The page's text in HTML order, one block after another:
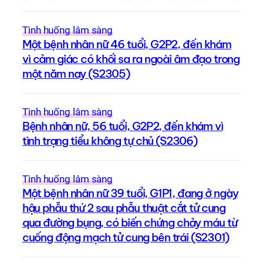
Tình huống lâm sàng
Một bệnh nhân nữ 46 tuổi, G2P2, đến khám
vì cảm giác có khối sa ra ngoài âm đạo trong
một năm nay (S2305)
Tình huống lâm sàng
Bệnh nhân nữ, 56 tuổi, G2P2, đến khám vì
tình trạng tiểu không tự chủ (S2306)
Tình huống lâm sàng
Một bệnh nhân nữ 39 tuổi, G1P1, đang ở ngày
hậu phẫu thứ 2 sau phẫu thuật cắt tử cung
qua đường bụng, có biến chứng chảy máu từ
cuống động mạch tử cung bên trái (S2301)